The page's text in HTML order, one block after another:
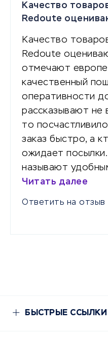
Качество
Redoute
Качество
Redoute
отмечают
качественный
оперативности
рассказывают не
то
заказ быстро, а
ожидает
называют
Читать далее
Ответить на отзыв
БЫСТРЫЕ ССЫЛКИ